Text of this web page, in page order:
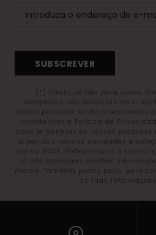
SUBSCREVER
(*) Oferta válida para novos
completas são descritas no e-
dados pessoais serão processados
acordo com a Política de Privacidade
para te fornecer os nossos produtos
a par das nossas novidades e
marca ROXY. Podes anular a
já não desejares receber
marca. Também podes pedir para
as tuas